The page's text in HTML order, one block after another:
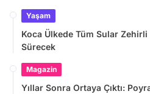
Yaşam
Koca Ülkede Tüm Sular Zehirli
Sürecek
Magazin
Yıllar Sonra Ortaya Çıktı: